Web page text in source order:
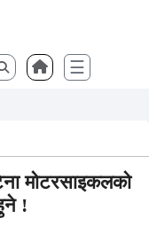
☰
मोटरसाइकलको
!